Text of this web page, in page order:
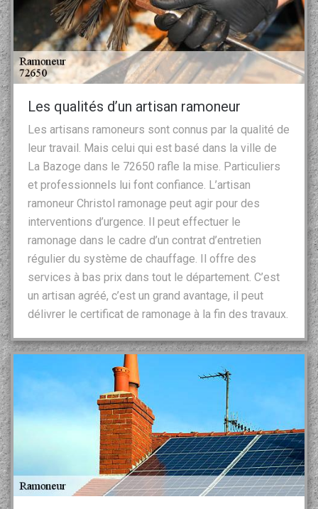
Les qualités d’un artisan ramoneur
Les artisans ramoneurs sont connus par la qualité de
leur travail. Mais celui qui est basé dans la ville de
La Bazoge dans le 72650 rafle la mise. Particuliers
et professionnels lui font confiance. L’artisan
ramoneur Christol ramonage peut agir pour des
interventions d’urgence. Il peut effectuer le
ramonage dans le cadre d’un contrat d’entretien
régulier du système de chauffage. Il offre des
services à bas prix dans tout le département. C’est
un artisan agréé, c’est un grand avantage, il peut
délivrer le certificat de ramonage à la fin des travaux.